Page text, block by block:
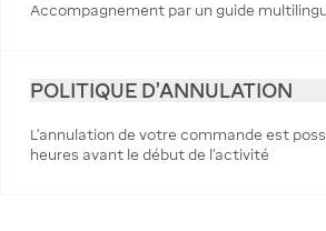
Accompagnement par un guide
POLITIQUE D'ANNULATION
L’annulation de votre commande est
heures avant le début de l’activité